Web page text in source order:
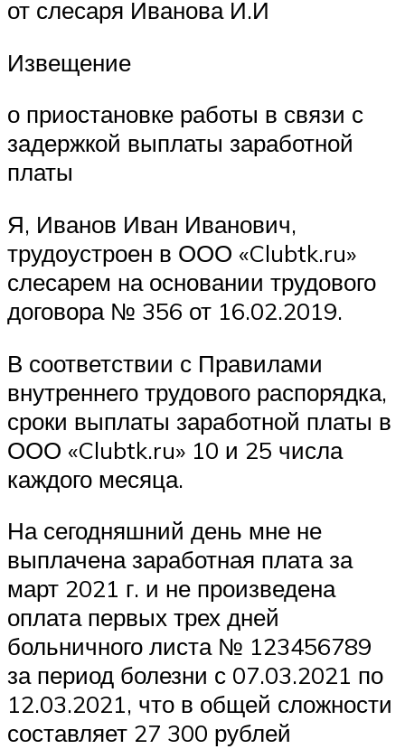
от слесаря Иванова И.И
Извещение
о приостановке работы в связи с
задержкой выплаты заработной
платы
Я, Иванов Иван Иванович,
трудоустроен в ООО «Clubtk.ru»
слесарем на основании трудового
договора № 356 от 16.02.2019.
В соответствии с Правилами
внутреннего трудового распорядка,
сроки выплаты заработной платы в
ООО «Clubtk.ru» 10 и 25 числа
каждого месяца.
На сегодняшний день мне не
выплачена заработная плата за
март 2021 г. и не произведена
оплата первых трех дней
больничного листа № 123456789
за период болезни с 07.03.2021 по
12.03.2021, что в общей сложности
составляет 27 300 рублей